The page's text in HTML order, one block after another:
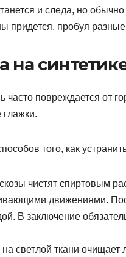
и следа, но
придется, пробуя разные
на
часто повреждается от
глажки.
того, как
чистят спиртовым
движениями.
В заключение
светлой ткани